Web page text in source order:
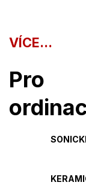
VÍCE...
Pro